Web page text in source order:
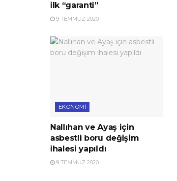
ilk “garanti”
9 TEMMUZ 2020
EKONOMI
Nallıhan ve Ayaş için
asbestli boru değişim
ihalesi yapıldı
9 TEMMUZ 2020